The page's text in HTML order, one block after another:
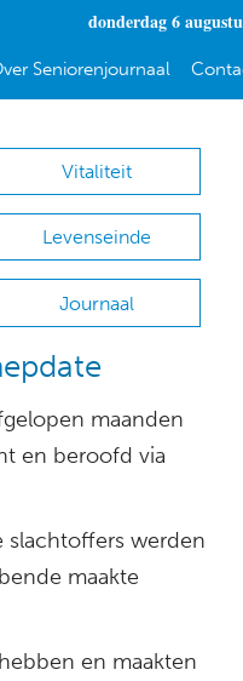
donderdag 6
Seniorenjournaal
Vitaliteit
Levenseinde
Journaal
maanden
en beroofd via
slachtoffers werden
maakte
en maakten